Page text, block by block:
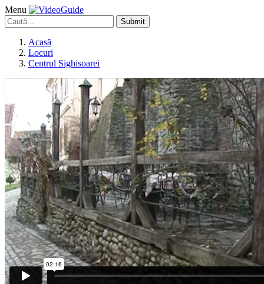
Menu
Submit
Acasă
Locuri
Centrul Sighisoarei